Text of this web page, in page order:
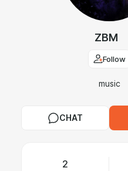
ZBM
Follow
music
CHAT
2